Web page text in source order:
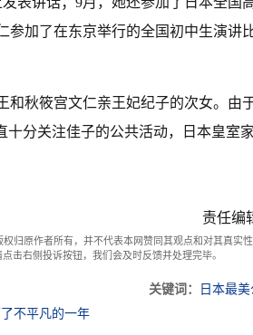
参加了在东京举行的全国初中生演讲
和秋筱宫文仁亲王妃纪子的次女。由
十分关注佳子的公共活动，日本皇室
责任编
归原作者所有，并不代表本网赞同其观点和对其真实
击右侧投诉按钮，我们会及时反馈并处理完毕。
关键词：
日本最
不平凡的一年